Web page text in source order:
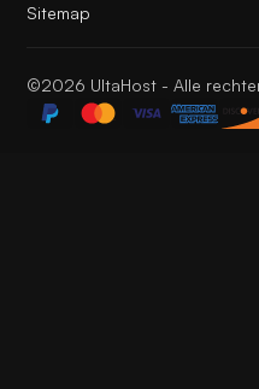
Sitemap
©2026 UltaHost - Alle